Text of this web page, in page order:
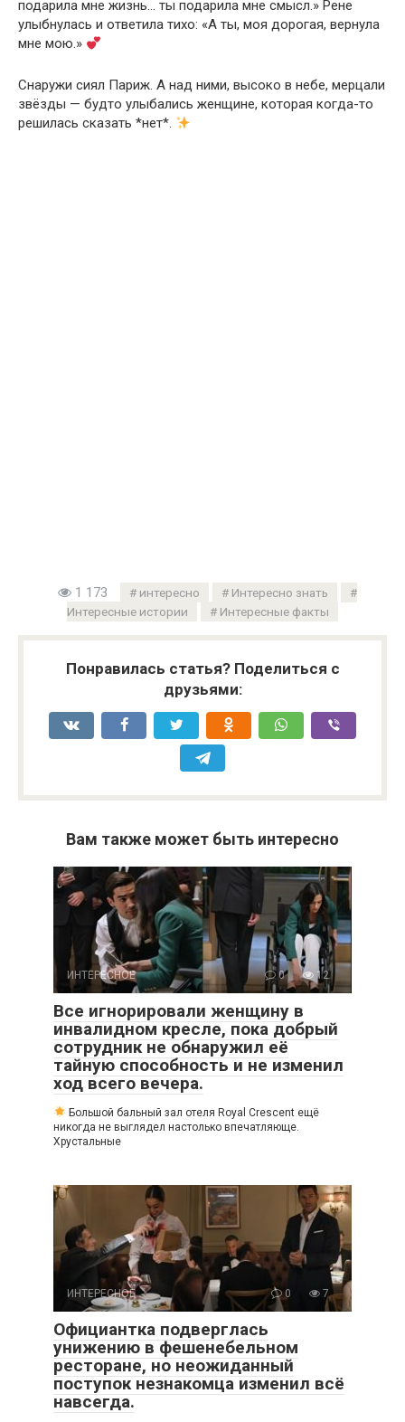
подарила мне жизнь… ты подарила мне смысл.» Рене
улыбнулась и ответила тихо: «А ты, моя дорогая, вернула
мне мою.»
Снаружи сиял Париж. А над ними, высоко в небе, мерцали
звёзды — будто улыбались женщине, которая когда-то
решилась сказать *нет*.
1 173 интересно
Интересно знать
Интересные истории
Интересные факты
Понравилась статья? Поделиться с
друзьями:
Вам также может быть интересно
ИНТЕРЕСНОЕ 0 12
Все игнорировали женщину в
инвалидном кресле, пока добрый
сотрудник не обнаружил её
тайную способность и не изменил
ход всего вечера.
Большой бальный зал отеля Royal Crescent ещё
никогда не выглядел настолько впечатляюще.
Хрустальные
ИНТЕРЕСНОЕ 0 7
Официантка подверглась
унижению в фешенебельном
ресторане, но неожиданный
поступок незнакомца изменил всё
навсегда.